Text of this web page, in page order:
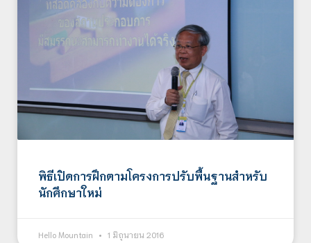
พิธีเปิดการฝึกตามโครงการปรับพื้นฐานสำหรับ
นักศึกษาใหม่
Hello Mountain 1 มิถุนายน 2016